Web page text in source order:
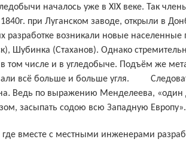
началось уже вXIX веке. Так
при Луганском заводе, открыли в
разработке возникали новые населенные
Шубинка (Стаханов). Однако
том числе и в угледобыче. Подъём же
всё больше и больше угля.
. Ведь по выражению Менделеева, «один
засыпать содою всю Западную Европу».
вместе с местными инженерами